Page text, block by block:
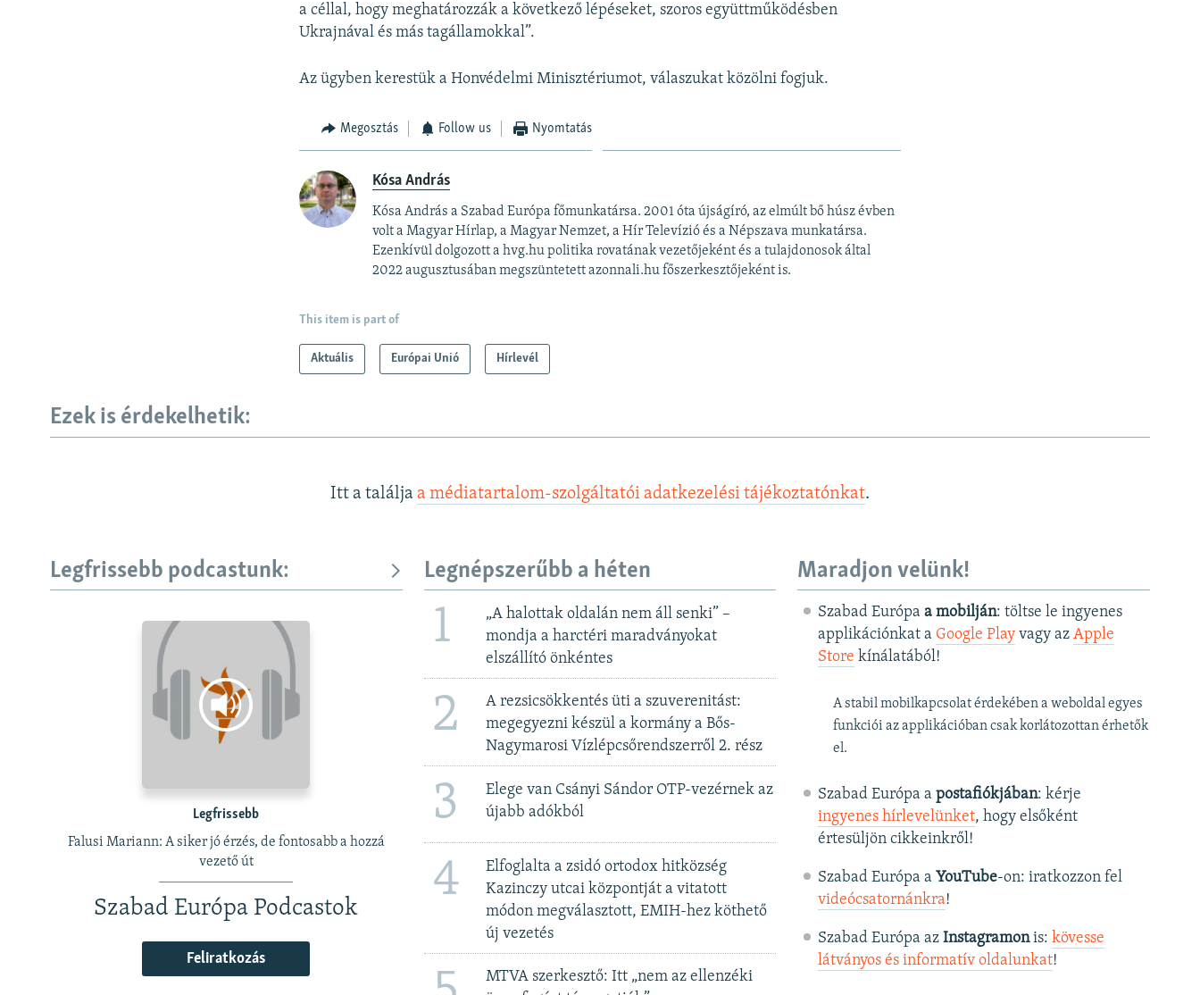
a céllal, hogy meghatározzák a következő lépéseket, szoros együttműködésben
Ukrajnával és más tagállamokkal”.
Az ügyben kerestük a Honvédelmi Minisztériumot, válaszukat közölni fogjuk.
Megosztás Follow us Nyomtatás
Kósa András
Kósa András a Szabad Európa főmunkatársa. 2001 óta újságíró, az elmúlt bő húsz évben
volt a Magyar Hírlap, a Magyar Nemzet, a Hír Televízió és a Népszava munkatársa.
Ezenkívül dolgozott a hvg.hu politika rovatának vezetőjeként és a tulajdonosok által
2022 augusztusában megszüntetett azonnali.hu főszerkesztőjeként is.
This item is part of
Aktuális Európai Unió Hírlevél
Ezek is érdekelhetik:
Itt a találja a médiatartalom-szolgáltatói adatkezelési tájékoztatónkat.
Legfrissebb podcastunk:
Legfrissebb
Falusi Mariann: A siker jó érzés, de fontosabb a hozzá
vezető út
Szabad Európa Podcastok
Feliratkozás
Legnépszerűbb a héten
1
„A halottak oldalán nem áll senki” –
mondja a harctéri maradványokat
elszállító önkéntes
2
A rezsicsökkentés üti a szuverenitást:
megegyezni készül a kormány a Bős-
Nagymarosi Vízlépcsőrendszerről 2. rész
3
Elege van Csányi Sándor OTP-vezérnek az
újabb adókból
4
Elfoglalta a zsidó ortodox hitközség
Kazinczy utcai központját a vitatott
módon megválasztott, EMIH-hez köthető
új vezetés
MTVA szerkesztő: Itt „nem az ellenzéki
Maradjon velünk!
Szabad Európa a mobilján: töltse le ingyenes
applikációnkat a Google Playvagy az Apple
Store kínálatából!
A stabil mobilkapcsolat érdekében a weboldal egyes
funkciói az applikációban csak korlátozottan érhetők
el.
Szabad Európa a postafiókjában: kérje
ingyenes hírlevelünket, hogy elsőként
értesüljön cikkeinkről!
Szabad Európa a YouTube-on: iratkozzon fel
videócsatornánkra!
Szabad Európa az Instagramonis: kövesse
látványos és informatív oldalunkat! ​